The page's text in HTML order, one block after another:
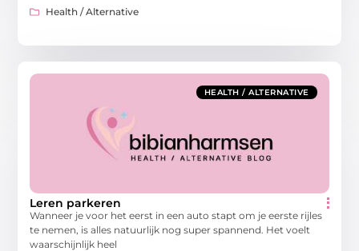
Health / Alternative
HEALTH / ALTERNATIVE
Leren parkeren
Wanneer je voor het eerst in een auto stapt om je eerste rijles
te nemen, is alles natuurlijk nog super spannend. Het voelt
waarschijnlijk heel